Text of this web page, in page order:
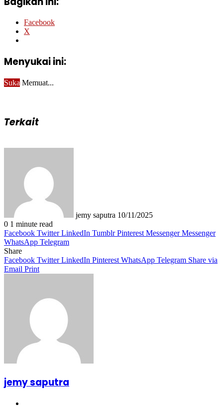
Facebook
X
Menyukai ini:
Suka Memuat...
Terkait
jemy saputra 10/11/2025
0 1 minute read
Facebook Twitter LinkedIn Tumblr Pinterest Messenger Messenger
WhatsApp Telegram
Share
Facebook Twitter LinkedIn Pinterest WhatsApp Telegram Share via
Email Print
jemy saputra